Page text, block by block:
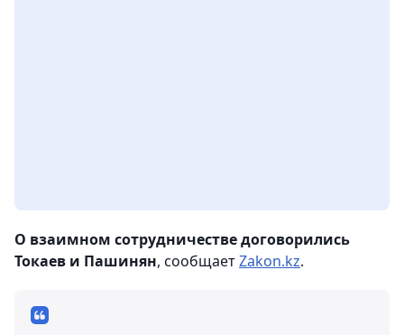
О взаимном сотрудничестве договорились
Токаев и Пашинян, сообщаетZakon.kz.